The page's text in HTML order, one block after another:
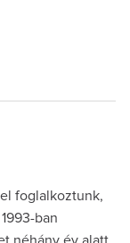
foglalkoztunk,
ban
néhány év alatt